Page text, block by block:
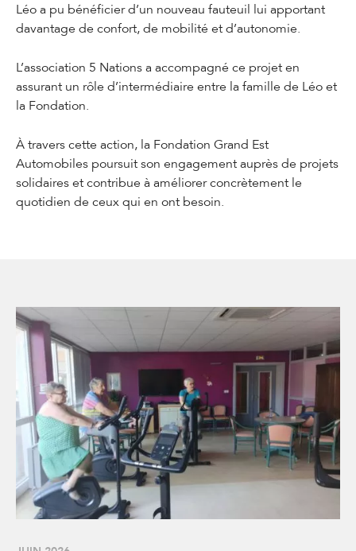
Léo a pu bénéficier d’un nouveau fauteuil lui apportant
davantage de confort, de mobilité et d’autonomie.
L’association 5 Nations a accompagné ce projet en
assurant un rôle d’intermédiaire entre la famille de Léo et
la Fondation.
À travers cette action, la Fondation Grand Est
Automobiles poursuit son engagement auprès de projets
solidaires et contribue à améliorer concrètement le
quotidien de ceux qui en ont besoin.